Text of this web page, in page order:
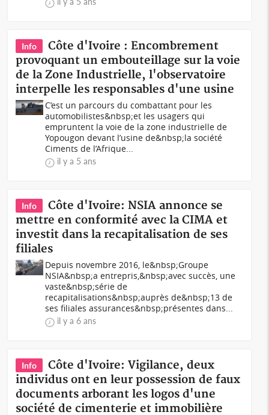
Info
Côte d'Ivoire : Encombrement
provoquant un embouteillage sur la voie
de la Zone Industrielle, l'observatoire
interpelle les responsables d'une usine
C’est un parcours du combattant pour les
automobilistes&nbsp;et les usagers qui
empruntent la voie de la zone industrielle de
Yopougon devant l’usine de&nbsp;la société
Ciments de l’Afrique...
il y a 5 ans
Info
Côte d'Ivoire: NSIA annonce se
mettre en conformité avec la CIMA et
investit dans la recapitalisation de ses
filiales
Depuis novembre 2016, le&nbsp;Groupe
NSIA&nbsp;a entrepris,&nbsp;avec succès, une
vaste&nbsp;série de
recapitalisations&nbsp;auprès de&nbsp;13 de
ses filiales assurances&nbsp;présentes dans...
il y a 6 ans
Info
Côte d'Ivoire: Vigilance, deux
individus ont en leur possession de faux
documents arborant les logos d'une
société de cimenterie et immobilière